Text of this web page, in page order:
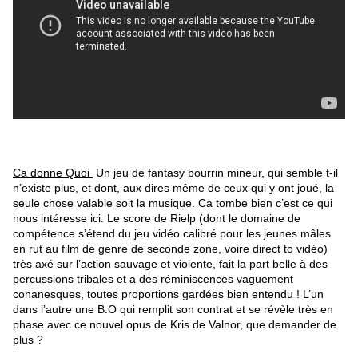
Ca donne Quoi Un jeu de fantasy bourrin mineur, qui semble t-il
n’existe plus, et dont, aux dires même de ceux qui y ont joué, la
seule chose valable soit la musique. Ca tombe bien c’est ce qui
nous intéresse ici. Le score de Rielp (dont le domaine de
compétence s’étend du jeu vidéo calibré pour les jeunes mâles
en rut au film de genre de seconde zone, voire direct to vidéo)
très axé sur l’action sauvage et violente, fait la part belle à des
percussions tribales et a des réminiscences vaguement
conanesques, toutes proportions gardées bien entendu ! L’un
dans l’autre une B.O qui remplit son contrat et se révèle très en
phase avec ce nouvel opus de Kris de Valnor, que demander de
plus ?